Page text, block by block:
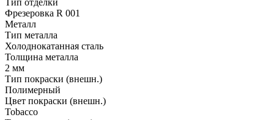
Фрезеровка R 001
Металл
Тип металла
Холоднокатанная сталь
Толщина металла
2 мм
Тип покраски (внешн.)
Полимерный
Цвет покраски (внешн.)
Tobacco